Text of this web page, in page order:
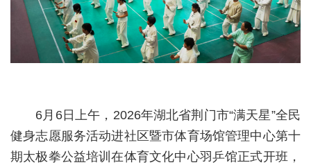
6月6日上午，2026年湖北省荆门市“满天星”全民
健身志愿服务活动进社区暨市体育场馆管理中心第十
期太极拳公益培训在体育文化中心羽乒馆正式开班，